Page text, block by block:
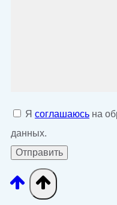
Я соглашаюсь на
данных.